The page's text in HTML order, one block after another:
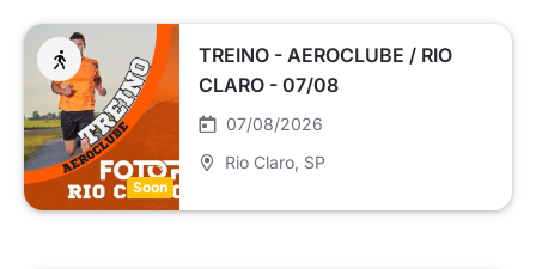
Soon
TREINO - AEROCLUBE / RIO
CLARO - 07/08
07/08/2026
Rio Claro , SP